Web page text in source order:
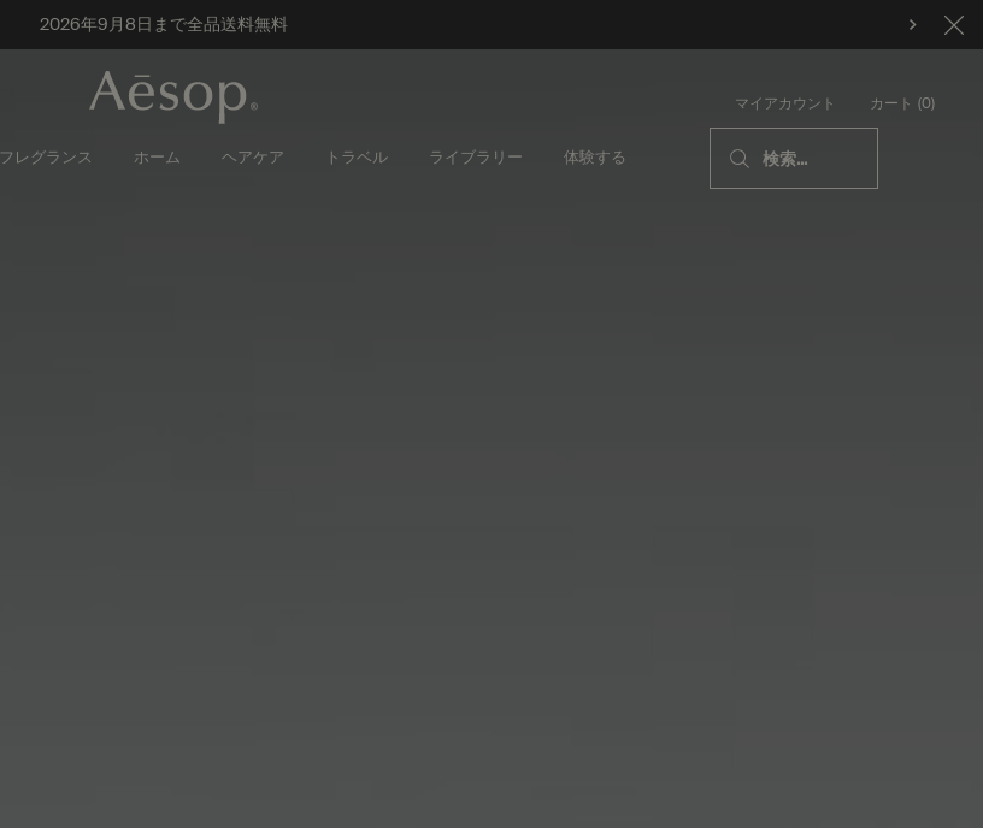
2026年9月8日まで全品送料無料
マイアカウント カート 0
0 カート内の製品
フレグランス ホーム ヘアケア トラベル ライブラリー 体験する 検索...